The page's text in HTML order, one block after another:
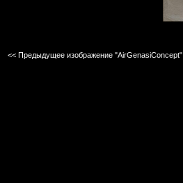
<< Предыдущее изображение "AirGenasiConcept"